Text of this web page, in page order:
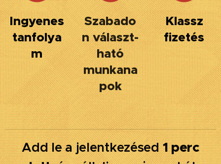
Ingyenes
tanfolya
m
Szabado
n választ-
ható
munkana
pok
Klassz
fizetés
Add le a jelentkezésed1 perc